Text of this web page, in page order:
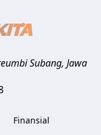
Subang, Jawa
Finansial